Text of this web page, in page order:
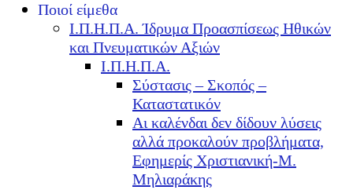
Ποιοί είμεθα
Ι.Π.Η.Π.Α. Ίδρυμα Προασπίσεως Ηθικών
και Πνευματικών Αξιών
Ι.Π.Η.Π.Α.
Σύστασις – Σκοπός –
Καταστατικόν
Αι καλένδαι δεν δίδουν λύσεις
αλλά προκαλούν προβλήματα,
Εφημερίς Χριστιανική-Μ.
Μηλιαράκης